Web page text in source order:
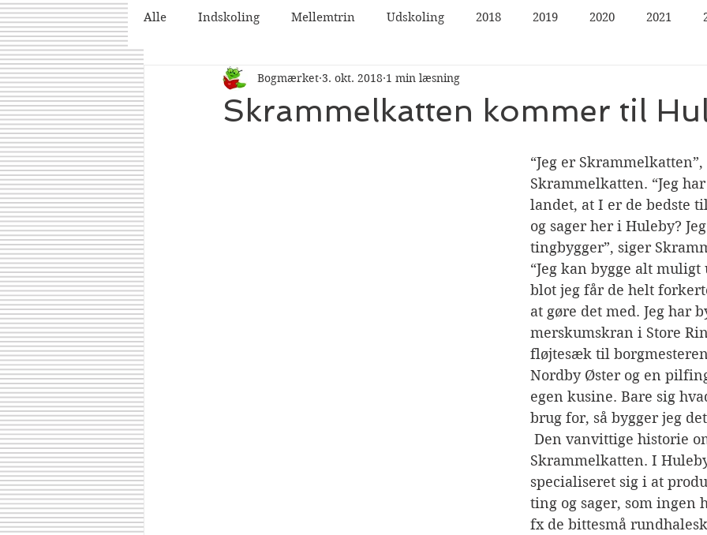
Alle Indskoling Mellemtrin Udskoling 2018 2019 2020 2021
2026
Skrammelkatten kommer til
Bogmærket 3. okt. 2018 1 min læsning
“Jeg er
Skrammelkatten. “Jeg
landet, at I er de bedste
og sager her i Huleby?
tingbygger”, siger
“Jeg kan bygge alt
blot jeg får de helt
at gøre det med. Jeg har
merskumskran i Store
fløjtesæk til
Nordby Øster og en
egen kusine. Bare sig
brug for, så bygger jeg
Den vanvittige historie
Skrammelkatten. I
specialiseret sig i at
ting og sager, som ingen
fx de bittesmå